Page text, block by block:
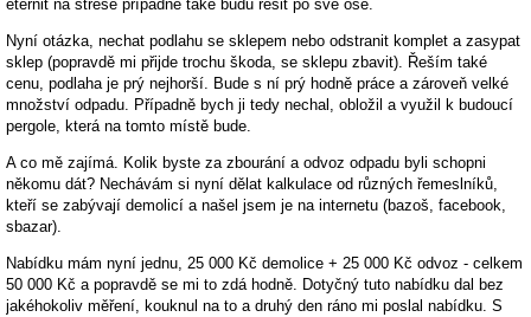
eternit na střeše případně také budu řešit po své ose.
Nyní otázka, nechat podlahu se sklepem nebo odstranit komplet a zasypat
sklep (popravdě mi přijde trochu škoda, se sklepu zbavit). Řeším také
cenu, podlaha je prý nejhorší. Bude s ní prý hodně práce a zároveň velké
množství odpadu. Případně bych ji tedy nechal, obložil a využil k budoucí
pergole, která na tomto místě bude.
A co mě zajímá. Kolik byste za zbourání a odvoz odpadu byli schopni
někomu dát? Nechávám si nyní dělat kalkulace od různých řemeslníků,
kteří se zabývají demolicí a našel jsem je na internetu (bazoš, facebook,
sbazar).
Nabídku mám nyní jednu, 25 000 Kč demolice + 25 000 Kč odvoz - celkem
50 000 Kč a popravdě se mi to zdá hodně. Dotyčný tuto nabídku dal bez
jakéhokoliv měření, kouknul na to a druhý den ráno mi poslal nabídku. S